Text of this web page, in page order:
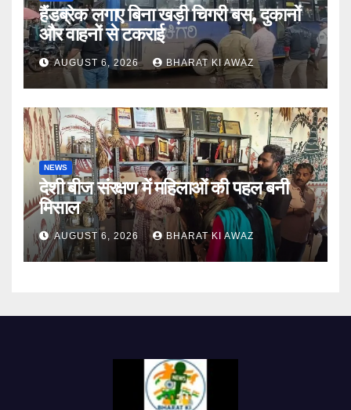
हैंडब्रेक लगाए बिना खड़ी चिगरी बस, दुकानों
और वाहनों से टकराई
AUGUST 6, 2026 BHARAT KI AWAZ
NEWS
देशी बीज संरक्षण में महिलाओं की पहल बनी
मिसाल
AUGUST 6, 2026 BHARAT KI AWAZ